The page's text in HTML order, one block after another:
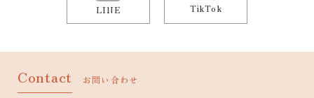
LINE TikTok
Contact お問い合わせ